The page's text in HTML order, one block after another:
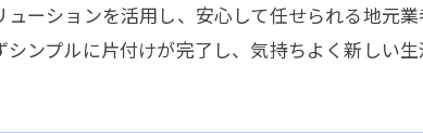
ーションを活用し、安心して任せられる地元
ンプルに片付けが完了し、気持ちよく新しい